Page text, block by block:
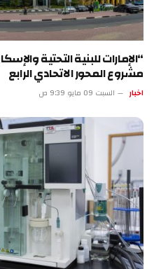
“الإمارات للبنية التحتية
مشروع المحور الاتحادي الرابع
اخبار السبت 09 مايو 9:39 ص